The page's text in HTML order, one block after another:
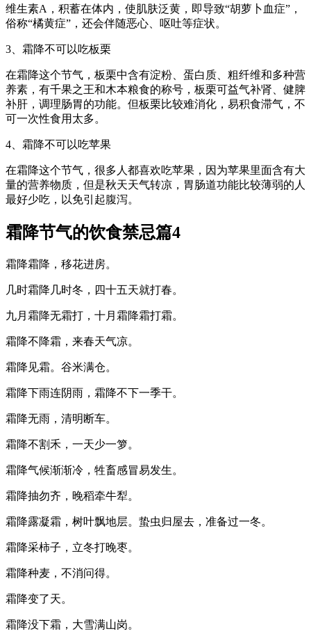
维生素A，积蓄在体内，使肌肤泛黄，即导致“胡萝卜血症”，
俗称“橘黄症”，还会伴随恶心、呕吐等症状。
3、霜降不可以吃板栗
在霜降这个节气，板栗中含有淀粉、蛋白质、粗纤维和多种营
养素，有千果之王和木本粮食的称号，板栗可益气补肾、健脾
补肝，调理肠胃的功能。但板栗比较难消化，易积食滞气，不
可一次性食用太多。
4、霜降不可以吃苹果
在霜降这个节气，很多人都喜欢吃苹果，因为苹果里面含有大
量的营养物质，但是秋天天气转凉，胃肠道功能比较薄弱的人
最好少吃，以免引起腹泻。
霜降节气的饮食禁忌篇4
霜降霜降，移花进房。
几时霜降几时冬，四十五天就打春。
九月霜降无霜打，十月霜降霜打霜。
霜降不降霜，来春天气凉。
霜降见霜。谷米满仓。
霜降下雨连阴雨，霜降不下一季干。
霜降无雨，清明断车。
霜降不割禾，一天少一箩。
霜降气候渐渐冷，牲畜感冒易发生。
霜降抽勿齐，晚稻牵牛犁。
霜降露凝霜，树叶飘地层。蛰虫归屋去，准备过一冬。
霜降采柿子，立冬打晚枣。
霜降种麦，不消问得。
霜降变了天。
霜降没下霜，大雪满山岗。